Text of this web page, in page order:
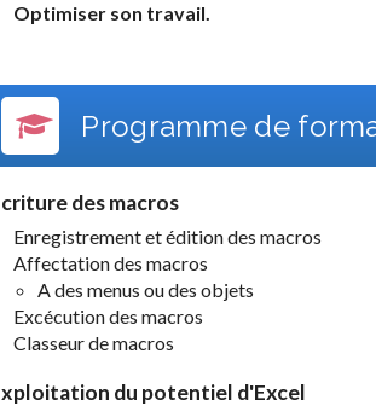
Optimiser son travail.
Programme de
des macros
Enregistrement et édition des macros
Affectation des macros
A des menus ou des objets
Excécution des macros
Classeur de macros
du potentiel d'Excel